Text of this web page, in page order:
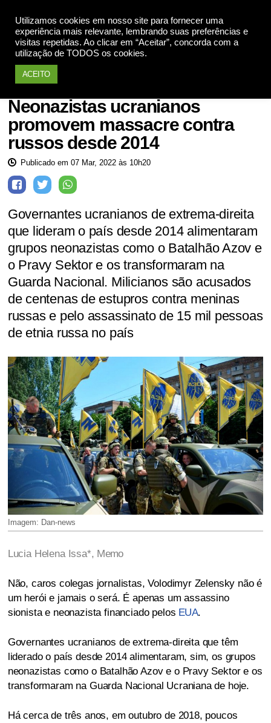
Utilizamos cookies em nosso site para fornecer uma
experiência mais relevante, lembrando suas preferências e
visitas repetidas. Ao clicar em “Aceitar”, concorda com a
utilização de TODOS os cookies.
ACEITO
Mundo
Neonazistas ucranianos
promovem massacre contra
russos desde 2014
Publicado em 07 Mar, 2022 às 10h20
Governantes ucranianos de extrema-direita
que lideram o país desde 2014 alimentaram
grupos neonazistas como o Batalhão Azov e
o Pravy Sektor e os transformaram na
Guarda Nacional. Milicianos são acusados
de centenas de estupros contra meninas
russas e pelo assassinato de 15 mil pessoas
de etnia russa no país
Imagem: Dan-news
Lucia Helena Issa*, Memo
Não, caros colegas jornalistas, Volodimyr Zelensky não é
um herói e jamais o será. É apenas um assassino
sionista e neonazista financiado pelos EUA.
Governantes ucranianos de extrema-direita que têm
liderado o país desde 2014 alimentaram, sim, os grupos
neonazistas como o Batalhão Azov e o Pravy Sektor e os
transformaram na Guarda Nacional Ucraniana de hoje.
Há cerca de três anos, em outubro de 2018, poucos